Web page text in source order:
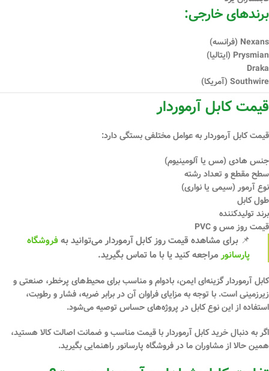
برندهای خارجی:
Nexans (فرانسه)
Prysmian (ایتالیا)
Draka
Southwire (آمریکا)
قیمت کابل آرموردار
قیمت کابل آرموردار به عوامل مختلفی بستگی دارد:
جنس هادی (مس یا آلومینیوم)
سطح مقطع و تعداد رشته
نوع آرمور (سیمی یا نواری)
طول کابل
برند تولیدکننده
قیمت روز مس و PVC
📌 برای مشاهده قیمت روز کابل آرموردار می‌توانید بهفروشگاه
پارسانورمراجعه کنید یا با ما تماس بگیرید.
کابل آرموردارگزینه‌ای ایمن، بادوام و مناسب برای محیط‌های پرخطر، صنعتی و
زیرزمینی است. با توجه به مزایای فراوان آن در برابر ضربه، فشار و رطوبت،
استفاده از این نوع کابل در پروژه‌های حساس توصیه می‌شود.
اگر به دنبال خرید کابل آرموردار با قیمت مناسب و ضمانت اصالت کالا هستید،
همین حالا از مشاوران ما در فروشگاه پارسانور راهنمایی بگیرید.